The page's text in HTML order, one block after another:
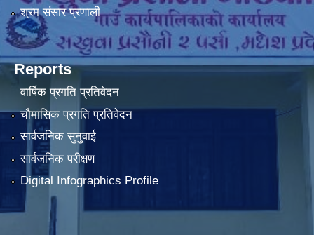
श्रम संसार प्रणाली
Reports
वार्षिक प्रगति प्रतिवेदन
चौमासिक प्रगति प्रतिवेदन
सार्वजनिक सुनुवाई
सार्वजनिक परीक्षण
Digital Infographics Profile